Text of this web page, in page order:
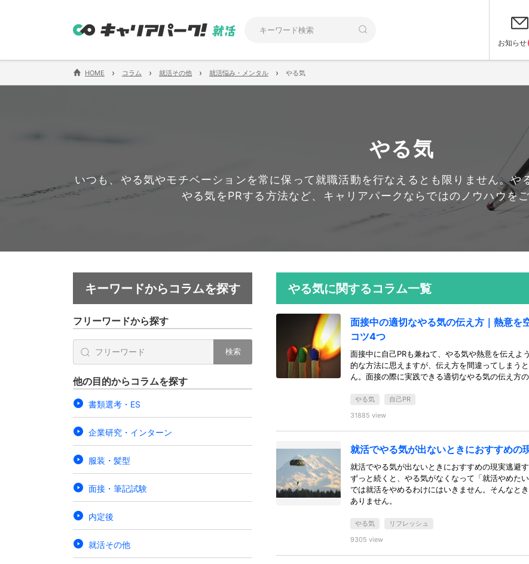
お知らせ
HOME › コラム › 就活その他 › 就活悩み・メンタル › やる気
やる気
いつも、やる気やモチベーションを常に保って就職活動を行なえるとも限りません。
やる気をPRする方法など、キャリアパークならではのノウハウを
キーワードからコラムを探す
フリーワードから探す
検索
他の目的からコラムを探す
書類選考・ES
企業研究・インターン
服装・髪型
面接・筆記試験
内定後
就活その他
やる気に関するコラム一覧
面接中の適切なやる気の伝え方｜熱意を
コツ4つ
面接中に自己PRも兼ねて、やる気や熱意を伝え
的な方法に思えますが、伝え方を間違ってしまう
ん。面接の際に実践できる適切なやる気の伝え方
やる気
自己PR
31885 view
就活でやる気が出ないときにおすすめの
就活でやる気が出ないときにおすすめの現実逃避
ずっと続くと、やる気がなくなって「就活やめた
では就活をやめるわけにはいきません。そんなと
ありません。
やる気
リフレッシュ
9305 view